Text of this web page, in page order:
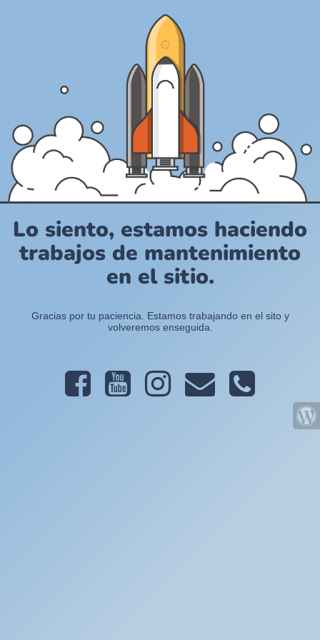
Lo siento, estamos haciendo
trabajos de mantenimiento
en el sitio.
Gracias por tu paciencia. Estamos trabajando en el sito y
volveremos enseguida.